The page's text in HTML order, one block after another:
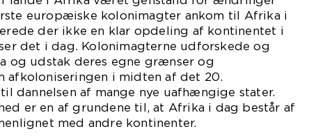
europæiske kolonimagter ankom til Afrika i
der ikke en klar opdeling af kontinentet i
det i dag. Kolonimagterne udforskede og
og udstak deres egne grænser og
afkoloniseringen i midten af det 20.
dannelsen af mange nye uafhængige stater.
er en af grundene til, at Afrika i dag består af
med andre kontinenter.